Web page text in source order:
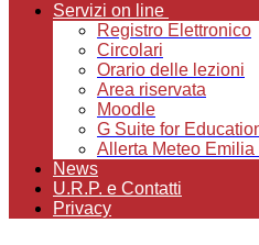
Servizi on line
Registro Elettronico
Circolari
Orario delle lezioni
Area riservata
Moodle
G Suite for
Allerta Meteo Emilia
News
U.R.P. e Contatti
Privacy